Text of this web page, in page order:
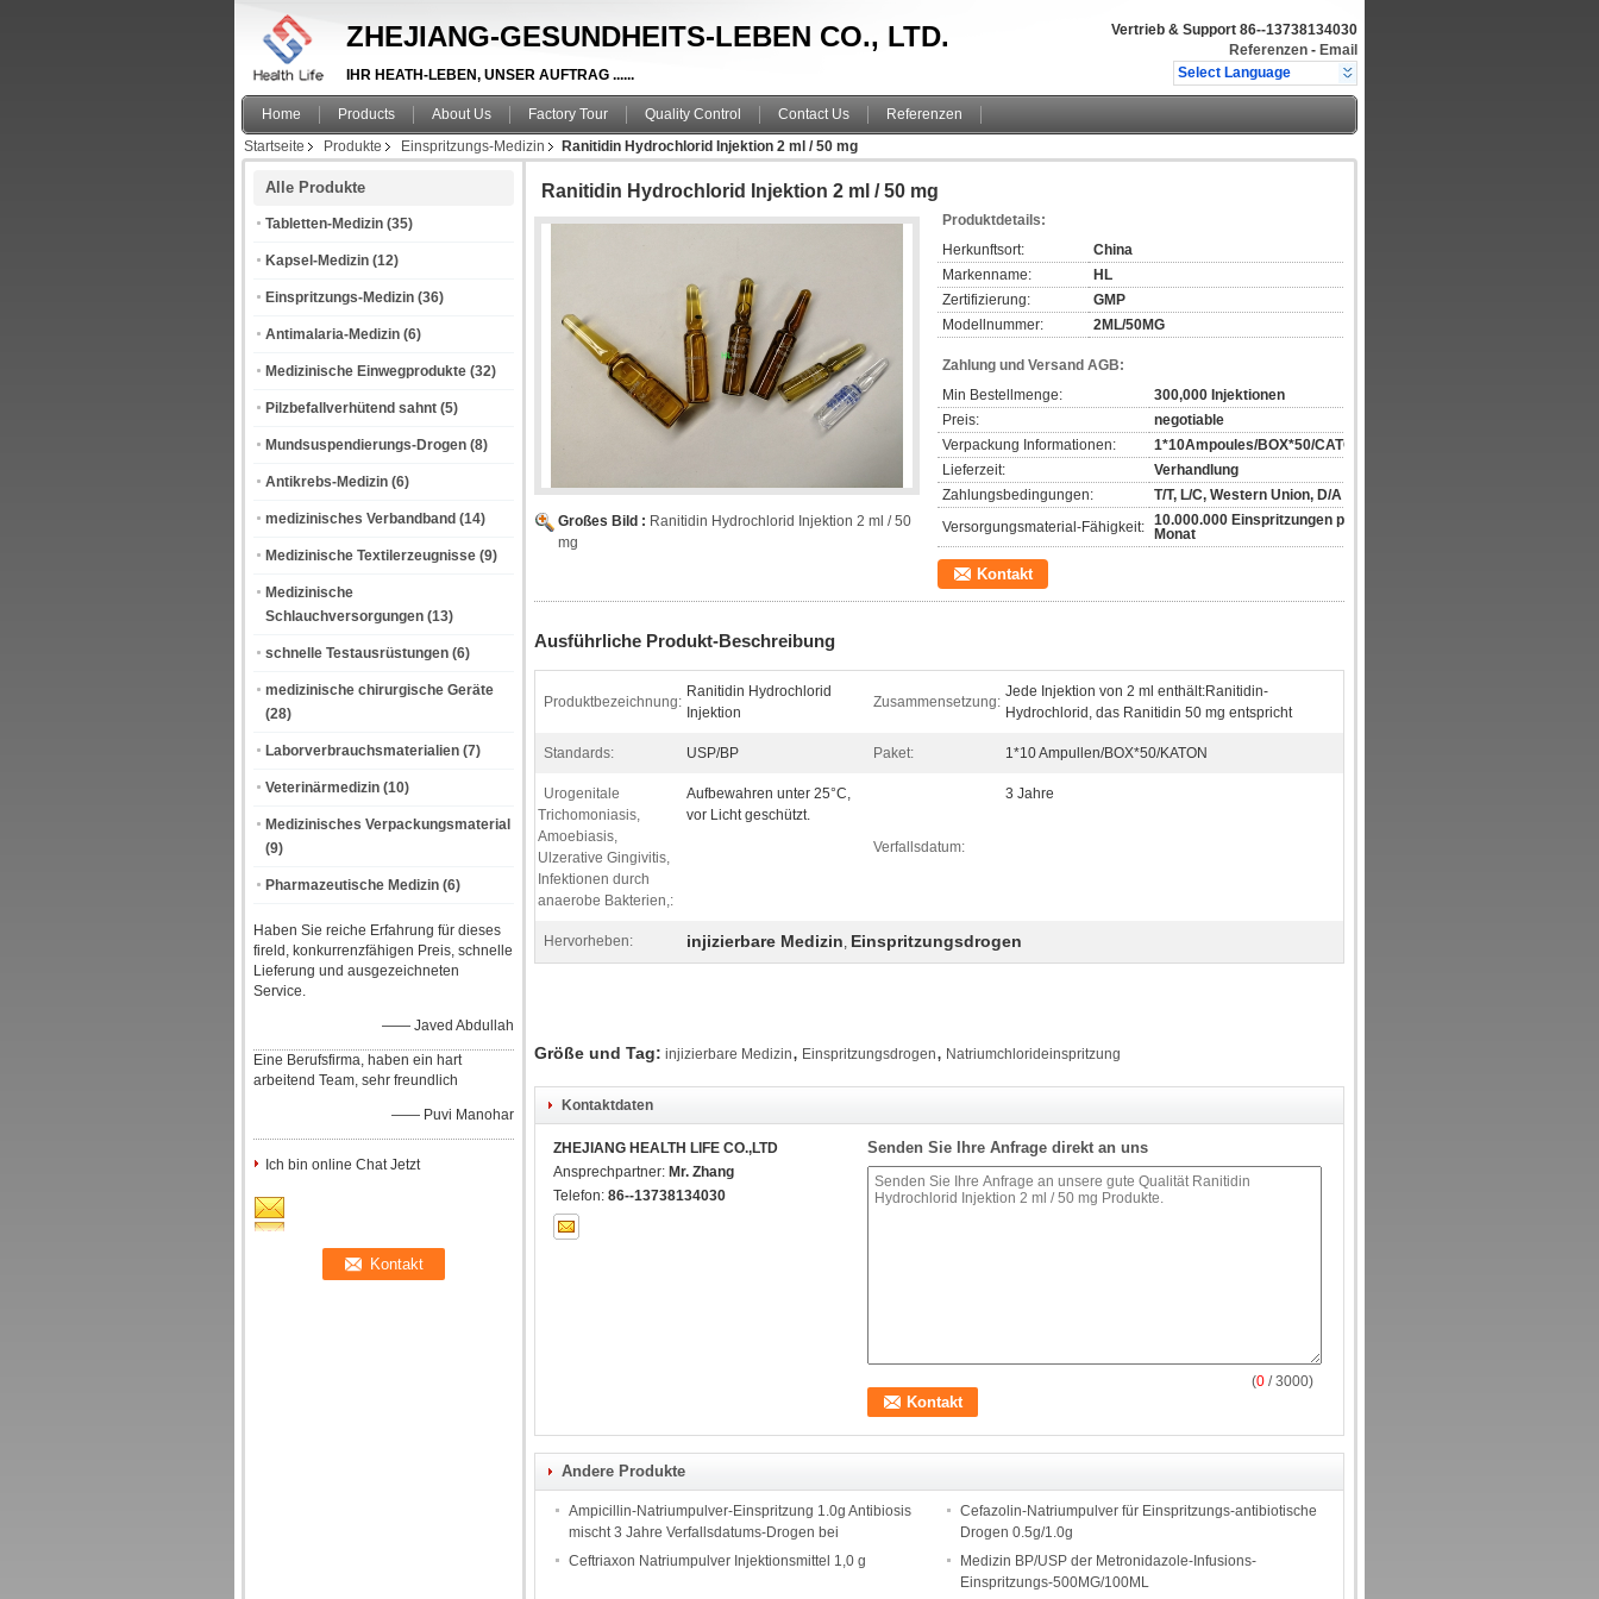
ZHEJIANG-GESUNDHEITS-LEBEN CO., LTD.
IHR HEATH-LEBEN, UNSER AUFTRAG ......
Vertrieb & Support 86--13738134030
Referenzen - Email
Select Language
Home Products About Us Factory Tour Quality Control Contact Us
Referenzen
Startseite
Produkte Einspritzungs-Medizin Ranitidin Hydrochlorid Injektion 2 ml / 50 mg
Alle Produkte
Tabletten-Medizin (35)
Kapsel-Medizin (12)
Einspritzungs-Medizin (36)
Antimalaria-Medizin (6)
Medizinische Einwegprodukte (32)
Pilzbefallverhütend sahnt (5)
Mundsuspendierungs-Drogen (8)
Antikrebs-Medizin (6)
medizinisches Verbandband (14)
Medizinische Textilerzeugnisse (9)
Medizinische
Schlauchversorgungen (13)
schnelle Testausrüstungen (6)
medizinische chirurgische Geräte
(28)
Laborverbrauchsmaterialien (7)
Veterinärmedizin (10)
Medizinisches Verpackungsmaterial
(9)
Pharmazeutische Medizin (6)
Haben Sie reiche Erfahrung für dieses
fireld, konkurrenzfähigen Preis, schnelle
Lieferung und ausgezeichneten
Service.
—— Javed Abdullah
Eine Berufsfirma, haben ein hart
arbeitend Team, sehr freundlich
—— Puvi Manohar
Ich bin online Chat Jetzt
Ranitidin Hydrochlorid Injektion 2 ml / 50 mg
Großes Bild : Ranitidin Hydrochlorid Injektion 2 ml / 50
mg
Produktdetails:
Herkunftsort:
China
Markenname:
HL
Zertifizierung:
GMP
Modellnummer:
2ML/50MG
Zahlung und Versand AGB:
Min Bestellmenge:
300,000 Injektionen
Preis:
negotiable
Verpackung Informationen:
1*10Ampoules/BOX*50/CATON
Lieferzeit:
Verhandlung
Zahlungsbedingungen:
T/T, L/C, Western Union, D/A
Versorgungsmaterial-Fähigkeit: 10.000.000 Einspritzungen pro
Monat
Kontakt
Ausführliche Produkt-Beschreibung
Produktbezeichnung:
Ranitidin Hydrochlorid
Injektion
Zusammensetzung:
Jede Injektion von 2 ml enthält:Ranitidin-
Hydrochlorid, das Ranitidin 50 mg entspricht
Standards: USP/BP Paket: 1*10 Ampullen/BOX*50/KATON
Urogenitale
Trichomoniasis,
Amoebiasis,
Ulzerative Gingivitis,
Infektionen durch
anaerobe Bakterien,:
Aufbewahren unter 25°C,
vor Licht geschützt.
Verfallsdatum:
3 Jahre
Hervorheben: injizierbare Medizin, Einspritzungsdrogen
Größe und Tag: injizierbare Medizin, Einspritzungsdrogen, Natriumchlorideinspritzung
Kontaktdaten
ZHEJIANG HEALTH LIFE CO.,LTD
Ansprechpartner: Mr. Zhang
Telefon: 86--13738134030
Senden Sie Ihre Anfrage direkt an uns
(0 / 3000)
Andere Produkte
Ampicillin-Natriumpulver-Einspritzung 1.0g Antibiosis
mischt 3 Jahre Verfallsdatums-Drogen bei
Cefazolin-Natriumpulver für Einspritzungs-antibiotische
Drogen 0.5g/1.0g
Ceftriaxon Natriumpulver Injektionsmittel 1,0 g
Medizin BP/USP der Metronidazole-Infusions-
Einspritzungs-500MG/100ML